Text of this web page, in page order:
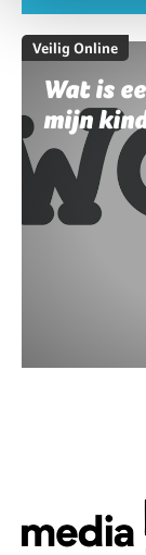
Veilig Online
Wat is
mijn